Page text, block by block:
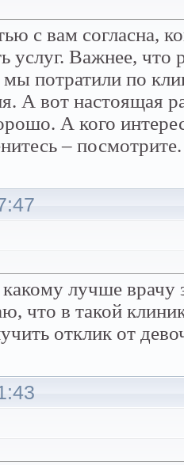
с вам согласна,
услуг. Важнее, что
мы потратили по
А вот настоящая
А кого
– посмотрите.
лучше врачу
что в такой
отклик от